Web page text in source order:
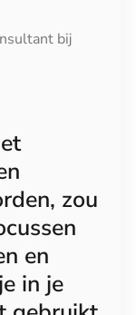
bij
zou
en
in je